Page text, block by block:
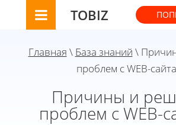
TOBIZ
Главная \ База знаний \
проблем с WEB-
Причины и
проблем с WEB-